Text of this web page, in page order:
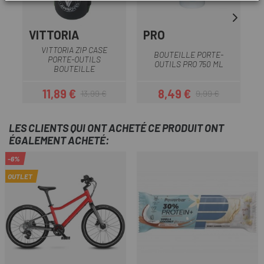
VITTORIA
VITTORIA ZIP CASE
PORTE-OUTILS
BOUTEILLE
Prix
11,89 €Prix habituel
13,99 €
PRO
BOUTEILLE PORTE-
OUTILS PRO 750 ML
Prix
8,49 €Prix habituel
9,99 €
LES CLIENTS QUI ONT ACHETÉ CE PRODUIT ONT
ÉGALEMENT ACHETÉ:
-6%
OUTLET